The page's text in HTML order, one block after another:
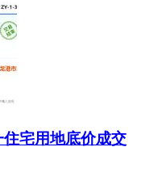
宅用地底价成交